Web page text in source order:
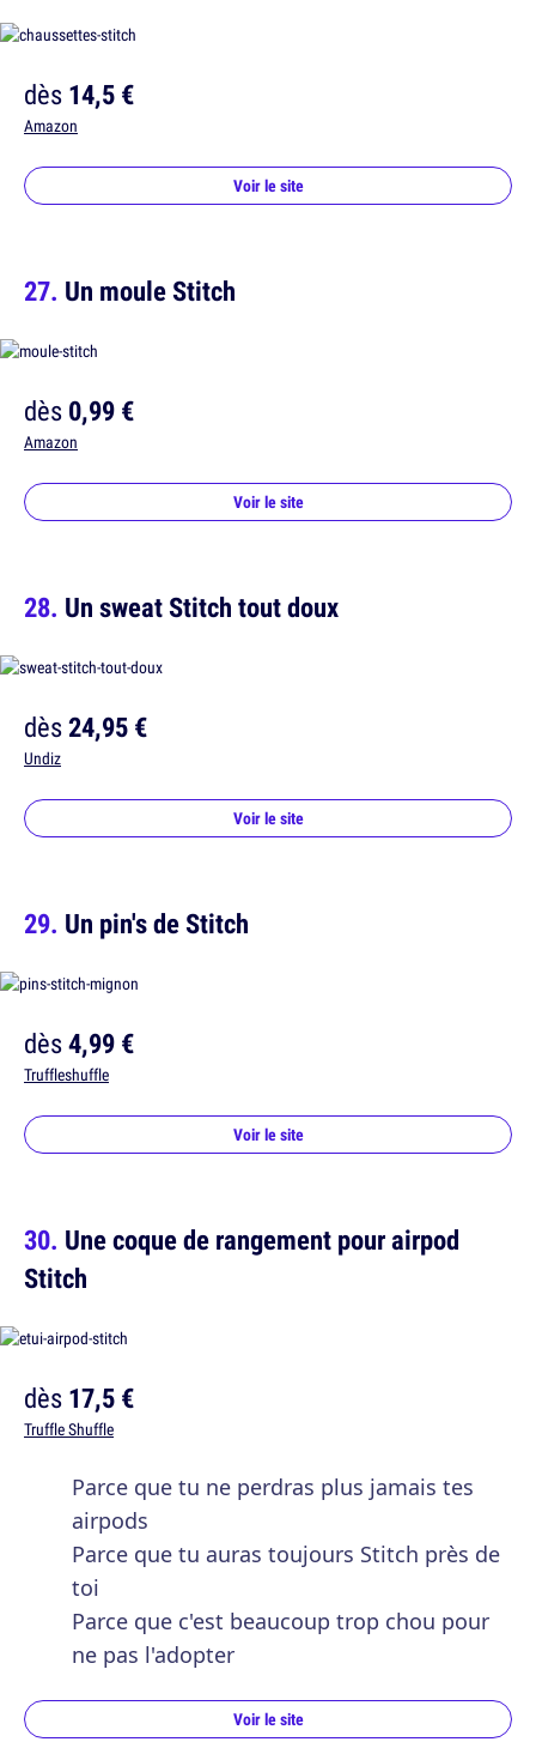
dès14,5 €
Amazon
Voir le site
Un moule Stitch
dès0,99 €
Amazon
Voir le site
Un sweat Stitch tout doux
dès24,95 €
Undiz
Voir le site
Un pin's de Stitch
dès4,99 €
Truffleshuffle
Voir le site
Une coque de rangement pour airpod
Stitch
dès17,5 €
Truffle Shuffle
Parce que tu ne perdras plus jamais tes
airpods
Parce que tu auras toujours Stitch près de
toi
Parce que c'est beaucoup trop chou pour
ne pas l'adopter
Voir le site